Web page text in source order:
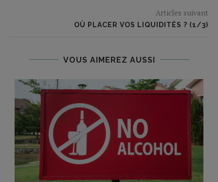
Articles suivant
OÙ PLACER VOS LIQUIDITÉS ? (1/3)
VOUS AIMEREZ AUSSI